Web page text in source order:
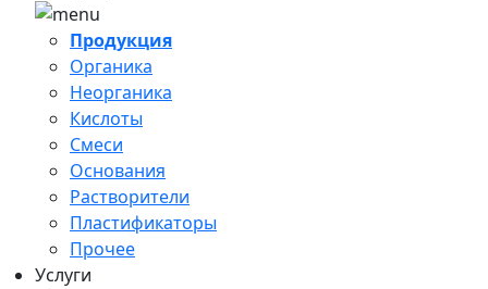
Продукция
Органика
Неорганика
Кислоты
Смеси
Основания
Растворители
Пластификаторы
Прочее
Услуги